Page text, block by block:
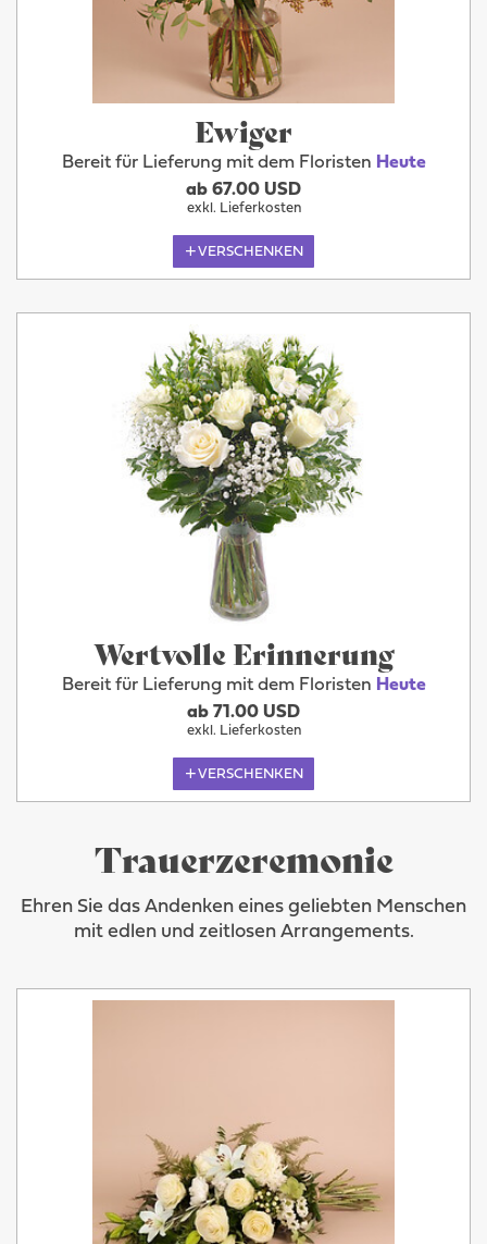
Ewiger
Bereit für Lieferung mit dem Floristen Heute
ab 67.00 USD
exkl. Lieferkosten
VERSCHENKEN
Wertvolle Erinnerung
Bereit für Lieferung mit dem Floristen Heute
ab 71.00 USD
exkl. Lieferkosten
VERSCHENKEN
Trauerzeremonie
Ehren Sie das Andenken eines geliebten Menschen
mit edlen und zeitlosen Arrangements.